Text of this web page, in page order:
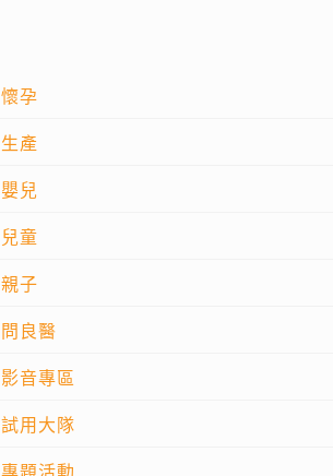
懷孕
生產
嬰兒
兒童
親子
問良醫
影音專區
試用大隊